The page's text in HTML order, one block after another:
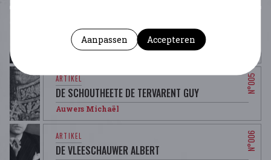
DE LICHTERVELDE BAUDOUIN
Auwers Michaël
DE SCHOUTHEETE DE TERVARENT GUY
Auwers Michaël
DE VLEESCHAUWER ALBERT
Aanpassen Accepteren